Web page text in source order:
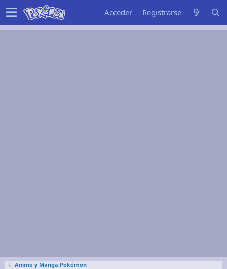
Acceder Registrarse
Anime y Manga Pokémon